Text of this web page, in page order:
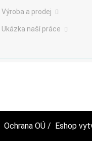
Výroba a prodej
Ukázka naší práce
Ochrana OÚ/ Eshop